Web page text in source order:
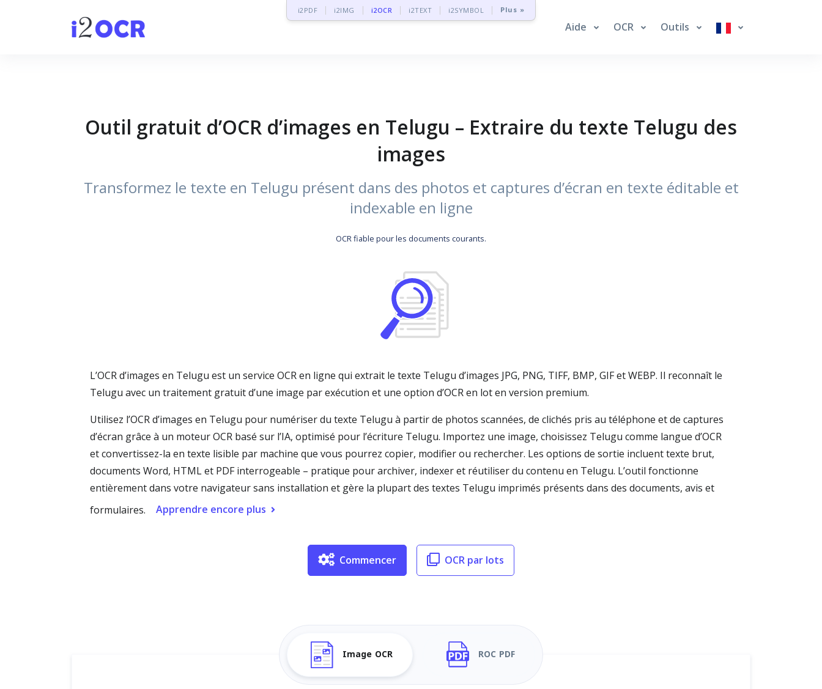
i2PDF i2IMG i2OCR i2TEXT i2SYMBOL Plus »
Aide OCR Outils
Outil gratuit d’OCR d’images en Telugu – Extraire du texte Telugu des
images
Transformez le texte en Telugu présent dans des photos et captures d’écran en texte éditable et
indexable en ligne
OCR fiable pour les documents courants.
L’OCR d’images en Telugu est un service OCR en ligne qui extrait le texte Telugu d’images JPG, PNG, TIFF, BMP, GIF et WEBP. Il reconnaît le
Telugu avec un traitement gratuit d’une image par exécution et une option d’OCR en lot en version premium.
Utilisez l’OCR d’images en Telugu pour numériser du texte Telugu à partir de photos scannées, de clichés pris au téléphone et de captures
d’écran grâce à un moteur OCR basé sur l’IA, optimisé pour l’écriture Telugu. Importez une image, choisissez Telugu comme langue d’OCR
et convertissez-la en texte lisible par machine que vous pourrez copier, modifier ou rechercher. Les options de sortie incluent texte brut,
documents Word, HTML et PDF interrogeable – pratique pour archiver, indexer et réutiliser du contenu en Telugu. L’outil fonctionne
entièrement dans votre navigateur sans installation et gère la plupart des textes Telugu imprimés présents dans des documents, avis et
formulaires.
Apprendre encore plus
Commencer OCR par lots
Image OCR ROC PDF